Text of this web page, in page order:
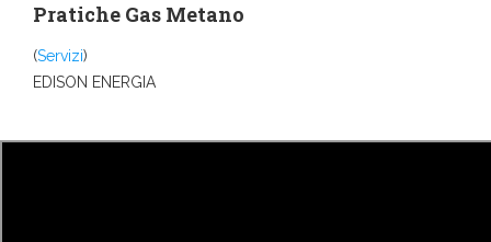
Pratiche Gas Metano
(Servizi)
EDISON ENERGIA